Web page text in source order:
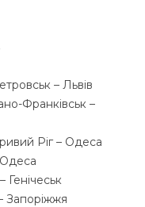
– Львів
Франківськ –
Ріг – Одеса
Запоріжжя